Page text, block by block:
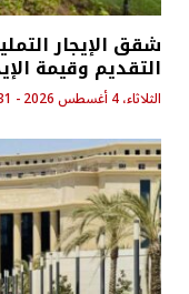
التقديم وقيمة
الثلاثاء، 4 أغسطس 2026 - 11:31 م